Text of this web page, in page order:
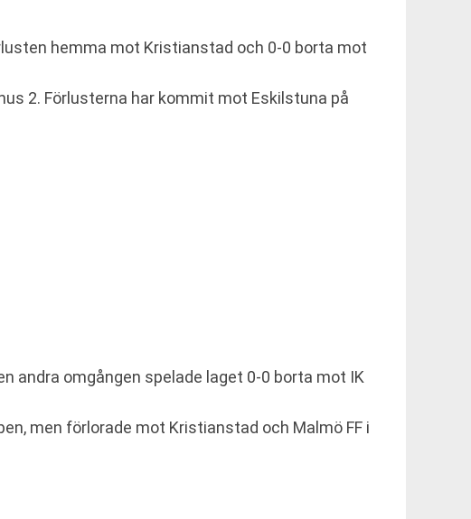
hemma mot Kristianstad och 0-0 borta mot
2. Förlusterna har kommit mot Eskilstuna på
andra omgången spelade laget 0-0 borta mot IK
men förlorade mot Kristianstad och Malmö FF i